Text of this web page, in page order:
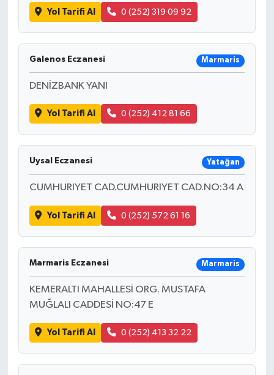
Yol Tarifi Al 0 (252) 319 09 92
Galenos Eczanesi Marmaris
DENİZBANK YANI
Yol Tarifi Al 0 (252) 412 81 66
Uysal Eczanesi Yatağan
CUMHURIYET CAD.CUMHURIYET CAD.NO:34 A
Yol Tarifi Al 0 (252) 572 61 16
Marmaris Eczanesi Marmaris
KEMERALTI MAHALLESİ ORG. MUSTAFA
MUĞLALI CADDESİ NO:47 E
Yol Tarifi Al 0 (252) 413 32 22